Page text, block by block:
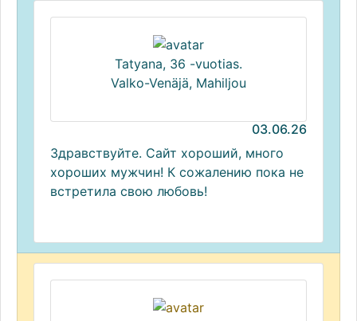
Tatyana, 36 -vuotias.
Valko-Venäjä, Mahiljou
03.06.26
Здравствуйте. Сайт хороший, много
хороших мужчин! К сожалению пока не
встретила свою любовь!